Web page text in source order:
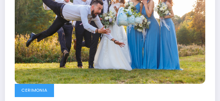
CERIMONIA